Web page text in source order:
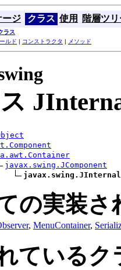
ージ クラス 使用 階層ツ
ラス
ルド | コンストラクタ | メソッド
javax.swing.JComponent
の実装さ
, MenuContainer,
ているク